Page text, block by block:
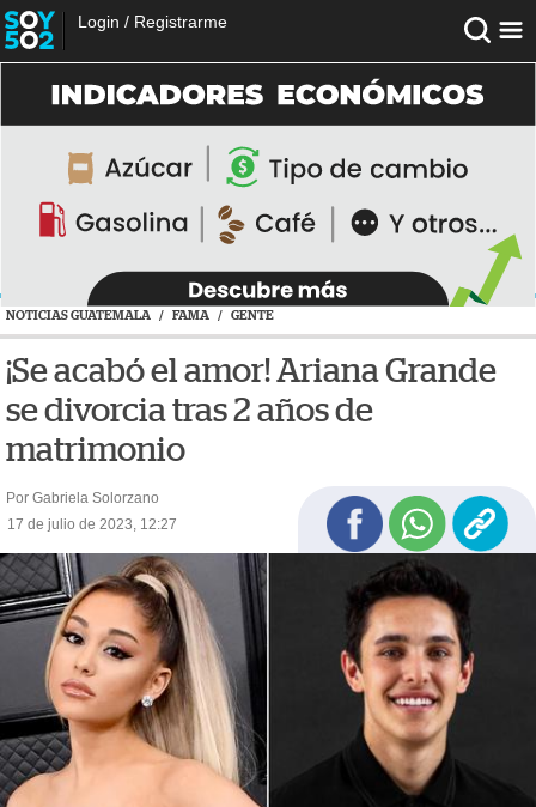
Login / Registrarme
NOTICIAS GUATEMALA / FAMA / GENTE
¡Se acabó el amor! Ariana Grande
se divorcia tras 2 años de
matrimonio
Por Gabriela Solorzano
17 de julio de 2023, 12:27